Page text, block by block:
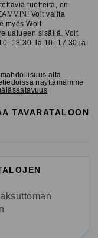
tuotteita, on
Voit valita
myös Wolt-
sisällä. Voit
la 10–17.30 ja
alta.
näyttämämme
TAVARATALOON